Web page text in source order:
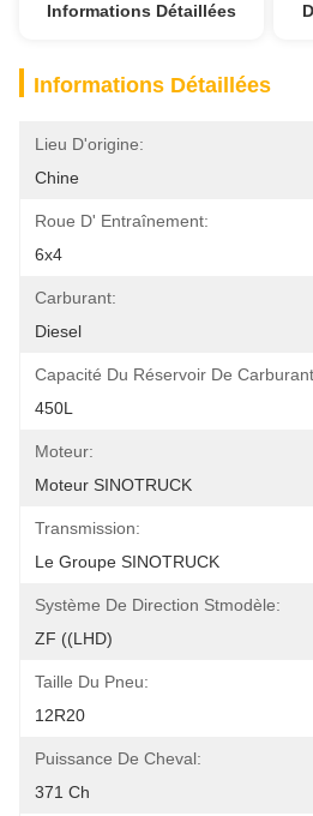
Informations Détaillées
Informations Détaillées
Lieu D'origine:
Chine
Roue D' Entraînement:
6x4
Carburant:
Diesel
Capacité Du Réservoir De
450L
Moteur:
Moteur SINOTRUCK
Transmission:
Le Groupe SINOTRUCK
Système De Direction Stmodèle:
ZF ((LHD)
Taille Du Pneu:
12R20
Puissance De Cheval:
371 Ch